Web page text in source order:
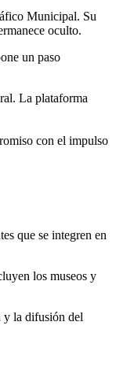
Municipal. Su
oculto.
un paso
La plataforma
con el impulso
que se integren en
los museos y
y la difusión del